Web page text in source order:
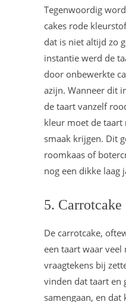
Tegenwoordig
cakes rode
dat is niet altijd zo
instantie werd de
door onbewerkte
azijn. Wanneer dit
de taart vanzelf
kleur moet de
smaak krijgen. Dit
roomkaas of
nog een dikke laag
5. Carrotcake
De carrotcake,
een taart waar veel
vraagtekens bij
vinden dat taart en
samengaan, en dat